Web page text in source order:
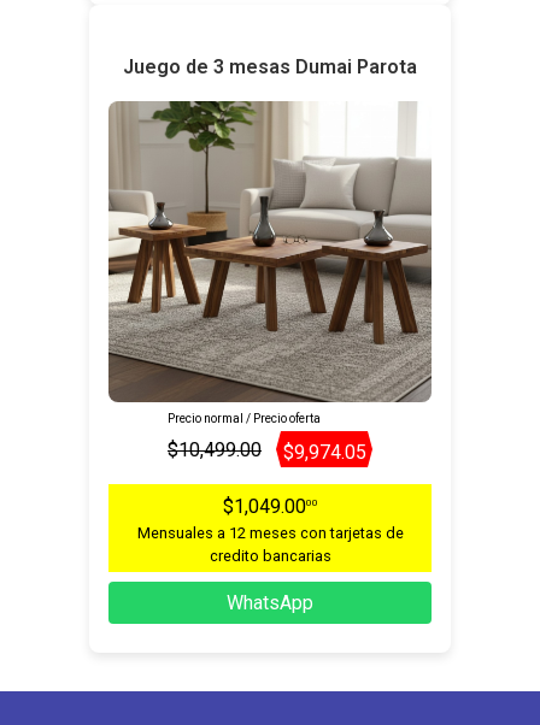
Juego de 3 mesas Dumai Parota
Precio normal / Precio oferta
$10,499.00 $9,974.05
$1,049.0000
Mensuales a 12 meses con tarjetas de
credito bancarias
WhatsApp